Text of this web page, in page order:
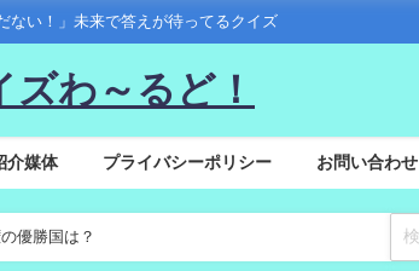
ない！」未来で答えが待ってるクイズ
ズわ～るど！
介媒体 プライバシーポリシー お問い合わせ
優勝国は？